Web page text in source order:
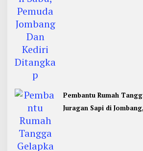
Pembantu Rumah
Juragan Sapi di